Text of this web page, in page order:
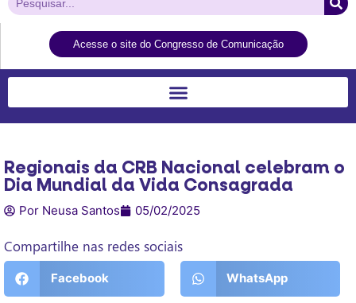
Acesse o site do Congresso de Comunicação
Regionais da CRB Nacional celebram o
Dia Mundial da Vida Consagrada
Por Neusa Santos 05/02/2025
Compartilhe nas redes sociais
Facebook WhatsApp